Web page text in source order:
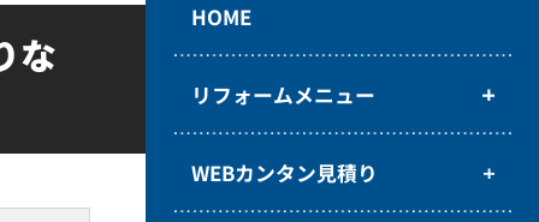
HOME
リフォームメニュー
WEBカンタン見積り
な